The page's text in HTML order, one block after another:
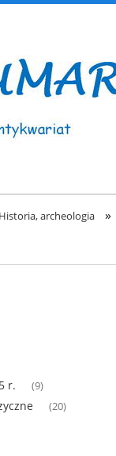
Historia, archeologia »
r. (9)
(20)